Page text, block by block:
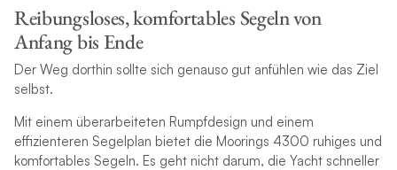
Reibungsloses, komfortables Segeln von
Anfang bis Ende
Der Weg dorthin sollte sich genauso gut anfühlen wie das Ziel
selbst.
Mit einem überarbeiteten Rumpfdesign und einem
effizienteren Segelplan bietet die Moorings 4300 ruhiges und
komfortables Segeln. Es geht nicht darum, die Yacht schneller